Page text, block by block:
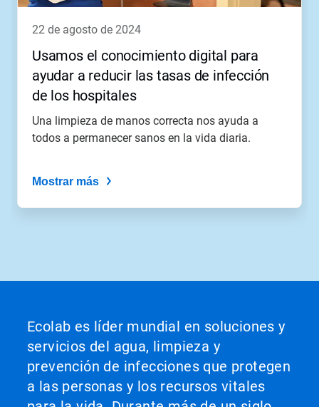
22 de agosto de 2024
Usamos el conocimiento digital para
ayudar a reducir las tasas de infección
de los hospitales
Una limpieza de manos correcta nos ayuda a
todos a permanecer sanos en la vida diaria.
Mostrar más
Ecolab es líder mundial en soluciones y
servicios del agua, limpieza y
prevención de infecciones que protegen
a las personas y los recursos vitales